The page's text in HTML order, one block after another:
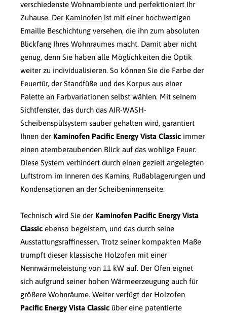
verschiedenste Wohnambiente und perfektioniert Ihr
Zuhause. Der Kaminofen ist mit einer hochwertigen
Emaille Beschichtung versehen, die ihn zum absoluten
Blickfang Ihres Wohnraumes macht. Damit aber nicht
genug, denn Sie haben alle Möglichkeiten die Optik
weiter zu individualisieren. So können Sie die Farbe der
Feuertür, der Standfüße und des Korpus aus einer
Palette an Farbvariationen selbst wählen. Mit seinem
Sichtfenster, das durch das AIR-WASH-
Scheibenspülsystem sauber gehalten wird, garantiert
Ihnen der Kaminofen Pacific Energy Vista Classic immer
einen atemberaubenden Blick auf das wohlige Feuer.
Diese System verhindert durch einen gezielt angelegten
Luftstrom im Inneren des Kamins, Rußablagerungen und
Kondensationen an der Scheibeninnenseite.
Technisch wird Sie der Kaminofen Pacific Energy Vista
Classic ebenso begeistern, und das durch seine
Ausstattungsraffinessen. Trotz seiner kompakten Maße
trumpft dieser klassische Holzofen mit einer
Nennwärmeleistung von 11 kW auf. Der Ofen eignet
sich aufgrund seiner hohen Wärmeerzeugung auch für
größere Wohnräume. Weiter verfügt der Holzofen
Pacific Energy Vista Classic über eine patentierte